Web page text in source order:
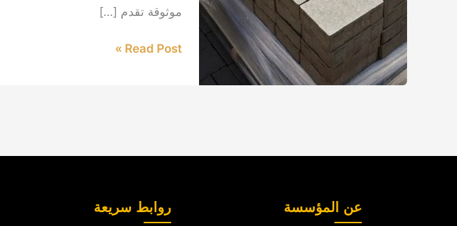
موثوقة تقدم […]
Read Post »
عن المؤسسة روابط سريعة